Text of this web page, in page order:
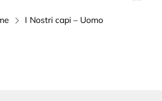
I Nostri capi – Uomo